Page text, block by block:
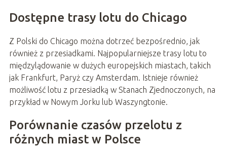
Dostępne trasy lotu do Chicago
Z Polski do Chicago można dotrzeć bezpośrednio, jak
również z przesiadkami. Najpopularniejsze trasy lotu to
międzylądowanie w dużych europejskich miastach, takich
jak Frankfurt, Paryż czy Amsterdam. Istnieje również
możliwość lotu z przesiadką w Stanach Zjednoczonych, na
przykład w Nowym Jorku lub Waszyngtonie.
Porównanie czasów przelotu z
różnych miast w Polsce